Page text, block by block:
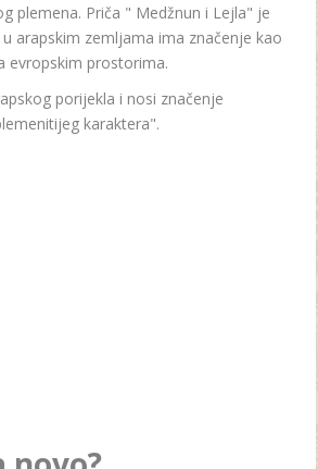
plemena. Priča " Medžnun i Lejla" je
arapskim zemljama ima značenje kao
evropskim prostorima.
porijekla i nosi značenje
karaktera".